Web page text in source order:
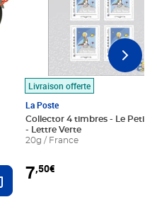
Ajouter au panier
Livraison offerte
La Poste
Collector 4 timbres - Le Petit
- Lettre Verte
20g / France
7,50€